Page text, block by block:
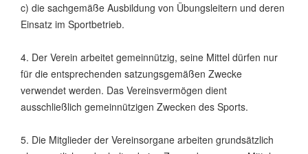
c) die sachgemäße Ausbildung von Übungsleitern und deren
Einsatz im Sportbetrieb.
4. Der Verein arbeitet gemeinnützig, seine Mittel dürfen nur
für die entsprechenden satzungsgemäßen Zwecke
verwendet werden. Das Vereinsvermögen dient
ausschließlich gemeinnützigen Zwecken des Sports.
5. Die Mitglieder der Vereinsorgane arbeiten grundsätzlich